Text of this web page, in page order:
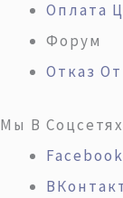
Оплата
Форум
Отказ
Мы В Соцсетях
Facebook